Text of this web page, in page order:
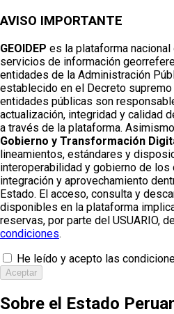
AVISO IMPORTANTE
GEOIDEP es la plataforma
servicios de información
entidades de la Administración
establecido en el Decreto
entidades públicas son
actualización, integridad y calidad
a través de la plataforma.
Gobierno y Transformación
lineamientos, estándares y
interoperabilidad y gobierno de
integración y aprovechamiento
Estado. El acceso, consulta y
disponibles en la plataforma
reservas, por parte del USUARIO,
condiciones.
He leído y acepto las
Aceptar
Sobre el Estado